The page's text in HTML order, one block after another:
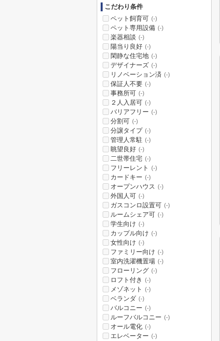
こだわり条件
ペット飼育可 (-)
ペット専用設備 (-)
楽器相談 (-)
陽当り良好 (-)
閑静な住宅地 (-)
デザイナーズ (-)
リノベーション済 (-)
保証人不要 (-)
事務所可 (-)
２人入居可 (-)
バリアフリー (-)
分割可 (-)
分譲タイプ (-)
管理人常駐 (-)
眺望良好 (-)
二世帯住宅 (-)
フリーレント (-)
カードキー (-)
オープンハウス (-)
外国人可 (-)
ガスコンロ設置可 (-)
ルームシェア可 (-)
学生向け (-)
カップル向け (-)
女性向け (-)
ファミリー向け (-)
室内洗濯機置場 (-)
フローリング (-)
ロフト付き (-)
メゾネット (-)
ベランダ (-)
バルコニー (-)
ルーフバルコニー (-)
オール電化 (-)
エレベーター (-)